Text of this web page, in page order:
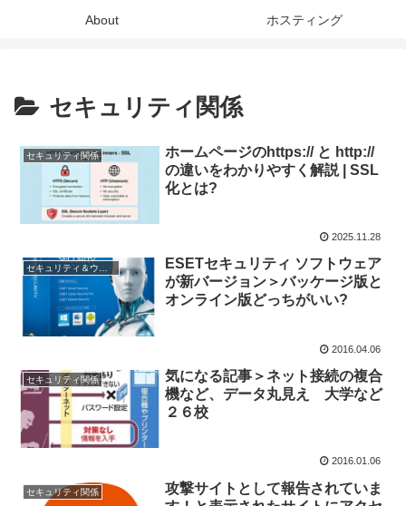
About ホスティング
セキュリティ関係
セキュリティ関係
ホームページのhttps:// と http://
の違いをわかりやすく解説 | SSL
化とは?
2025.11.28
ESETセキュリティ ソフトウェア
が新バージョン＞バッケージ版と
オンライン版どっちがいい?
2016.04.06
セキュリティ関係
気になる記事＞ネット接続の複合
機など、データ丸見え 大学など
２６校
2016.01.06
セキュリティ関係
攻撃サイトとして報告されていま